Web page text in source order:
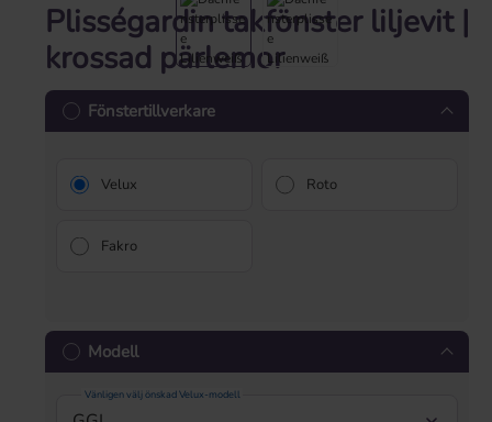
Plisségardin takfönster liljevit |
krossad pärlemor
Fönstertillverkare
Velux Roto
Fakro
Modell
Vänligen välj önskad Velux-modell